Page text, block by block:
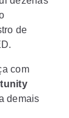
de
com
demais